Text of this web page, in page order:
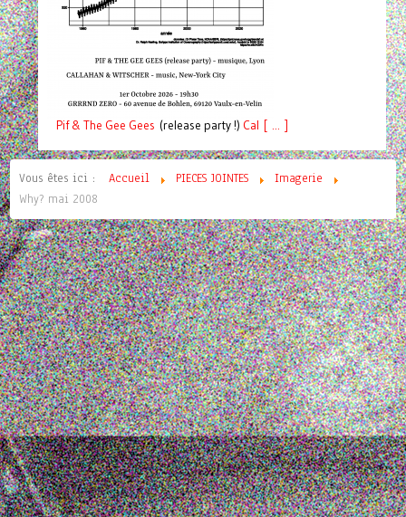
Pif& The Gee Gees (release party !) Cal [ ... ]
Vous êtes ici : Accueil PIECES JOINTES
Imagerie
Why? mai 2008